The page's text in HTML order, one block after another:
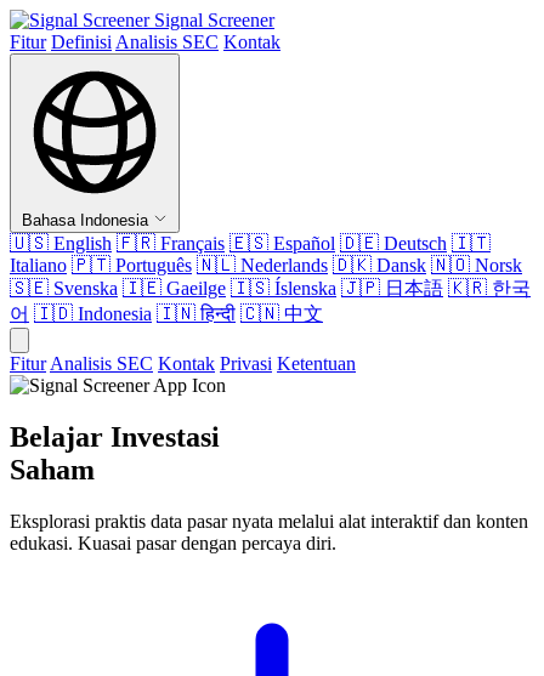
Signal Screener
Fitur Definisi Analisis SEC Kontak
Bahasa Indonesia
🇺🇸 English 🇫🇷 Français 🇪🇸 Español 🇩🇪 Deutsch 🇮🇹
Italiano 🇵🇹 Português 🇳🇱 Nederlands 🇩🇰 Dansk 🇳🇴 Norsk
🇸🇪 Svenska 🇮🇪 Gaeilge 🇮🇸 Íslenska 🇯🇵 日本語 🇰🇷 한국
어 🇮🇩 Indonesia 🇮🇳हिन्दी 🇨🇳 中文
Fitur Analisis SEC Kontak Privasi Ketentuan
Belajar Investasi
Saham
Eksplorasi praktis data pasar nyata melalui alat interaktif dan konten
edukasi. Kuasai pasar dengan percaya diri.